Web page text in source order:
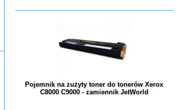
Pojemnik na zużyty toner do tonerów Xerox
C8000 C9000 - zamiennik JetWorld